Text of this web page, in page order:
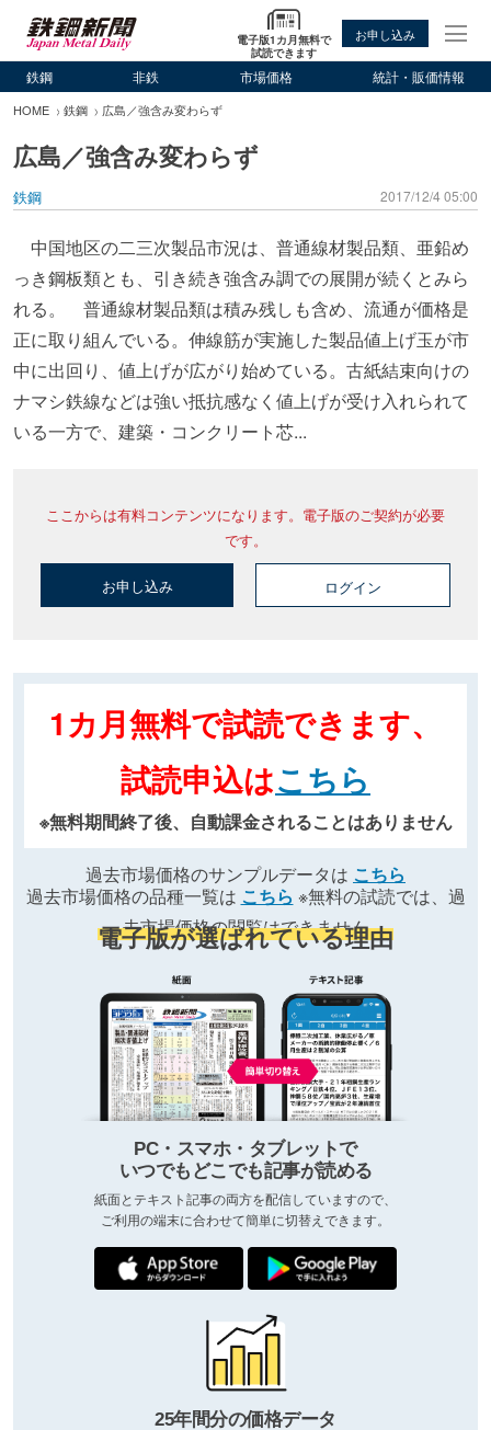
電子版1カ月無料で
試読できます
お申し込み
鉄鋼 非鉄 市場価格 統計・販価情報
HOME 鉄鋼 広島／強含み変わらず
広島／強含み変わらず
鉄鋼 2017/12/4 05:00
中国地区の二三次製品市況は、普通線材製品類、亜鉛め
っき鋼板類とも、引き続き強含み調での展開が続くとみら
れる。 普通線材製品類は積み残しも含め、流通が価格是
正に取り組んでいる。伸線筋が実施した製品値上げ玉が市
中に出回り、値上げが広がり始めている。古紙結束向けの
ナマシ鉄線などは強い抵抗感なく値上げが受け入れられて
いる一方で、建築・コンクリート芯...
ここからは有料コンテンツになります。電子版のご契約が必要
です。
お申し込み ログイン
1カ月無料で試読できます、
試読申込はこちら
※無料期間終了後、自動課金されることはありません
過去市場価格のサンプルデータは こちら
過去市場価格の品種一覧は こちら ※無料の試読では、過
去市場価格の閲覧はできません
電子版が選ばれている理由
PC・スマホ・タブレットで
いつでもどこでも記事が読める
紙面とテキスト記事の両方を配信していますので、
ご利用の端末に合わせて簡単に切替えできます。
25年間分の価格データ